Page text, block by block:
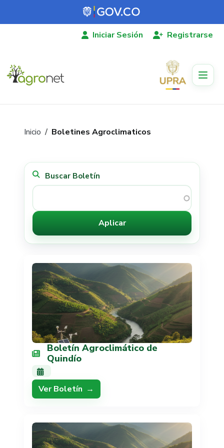
Pasar al contenido principal
Iniciar Sesión Registrarse
Boletines
agroclimaticos
Ruta de navegación
Inicio Boletines Agroclimaticos
Buscar Boletín
Boletín Agroclimático de
Quindío
Ver Boletín